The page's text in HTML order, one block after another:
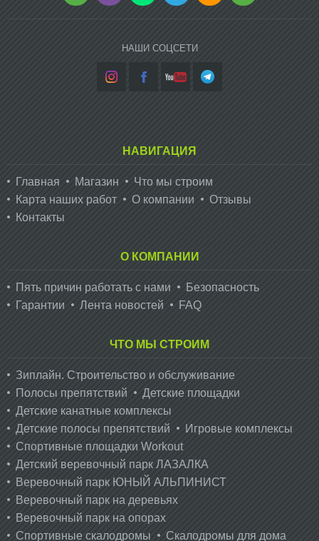
НАШИ СОЦСЕТИ
НАВИГАЦИЯ
Главная Магазин
Что мы строим
Карта наших работ
О компании
Отзывы
Контакты
О КОМПАНИИ
Пять причин работать с нами
Безопасность
Гарантии
Лента новостей FAQ
ЧТО МЫ СТРОИМ
Зиплайн. Cтроительство и обслуживание
Полосы препятствий
Детские площадки
Детские канатные комплексы
Детские полосы препятствий
Игровые комплексы
Спортивные площадки Workout
Детский веревочный парк ЛАЗАЛКА
Веревочный парк ЮНЫЙ АЛЬПИНИСТ
Веревочный парк на деревьях
Веревочный парк на опорах
Спортивные скалодромы
Скалодромы для дома